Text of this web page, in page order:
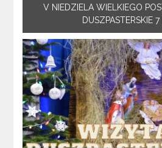
V NIEDZIELA WIELKIEGO
DUSZPASTERSKIE